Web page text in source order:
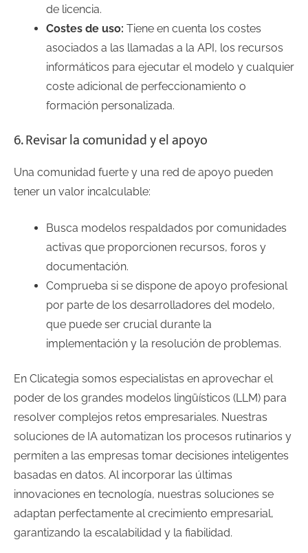
de licencia.
Costes de uso: Tiene en cuenta los costes
asociados a las llamadas a la API, los recursos
informáticos para ejecutar el modelo y cualquier
coste adicional de perfeccionamiento o
formación personalizada.
6. Revisar la comunidad y el apoyo
Una comunidad fuerte y una red de apoyo pueden
tener un valor incalculable:
Busca modelos respaldados por comunidades
activas que proporcionen recursos, foros y
documentación.
Comprueba si se dispone de apoyo profesional
por parte de los desarrolladores del modelo,
que puede ser crucial durante la
implementación y la resolución de problemas.
En Clicategia somos especialistas en aprovechar el
poder de los grandes modelos lingüísticos (LLM) para
resolver complejos retos empresariales. Nuestras
soluciones de IA automatizan los procesos rutinarios y
permiten a las empresas tomar decisiones inteligentes
basadas en datos. Al incorporar las últimas
innovaciones en tecnología, nuestras soluciones se
adaptan perfectamente al crecimiento empresarial,
garantizando la escalabilidad y la fiabilidad.